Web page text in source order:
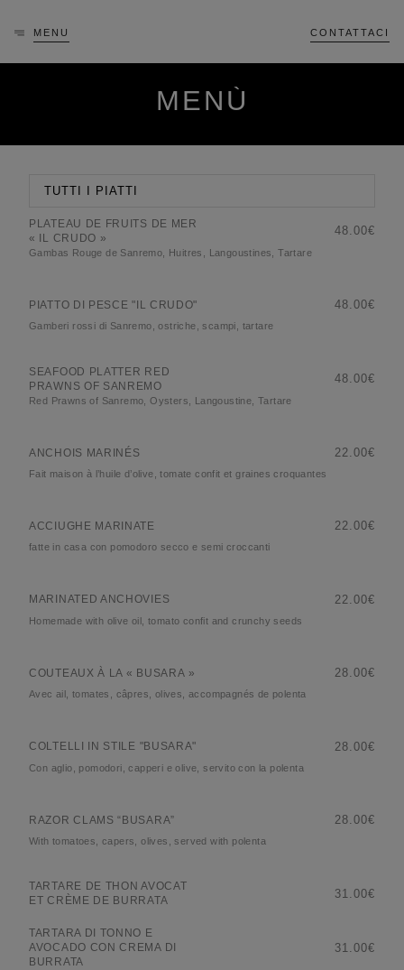
MENU CONTATTACI
MENÙ
PLATEAU DE FRUITS DE MER
« IL CRUDO »
48.00€
Gambas Rouge de Sanremo, Huitres, Langoustines, Tartare
PIATTO DI PESCE "IL CRUDO" 48.00€
Gamberi rossi di Sanremo, ostriche, scampi, tartare
SEAFOOD PLATTER RED
PRAWNS OF SANREMO
48.00€
Red Prawns of Sanremo, Oysters, Langoustine, Tartare
ANCHOIS MARINÉS 22.00€
Fait maison à l’huile d’olive, tomate confit et graines croquantes
ACCIUGHE MARINATE 22.00€
fatte in casa con pomodoro secco e semi croccanti
MARINATED ANCHOVIES 22.00€
Homemade with olive oil, tomato confit and crunchy seeds
COUTEAUX À LA « BUSARA » 28.00€
Avec ail, tomates, câpres, olives, accompagnés de polenta
COLTELLI IN STILE "BUSARA" 28.00€
Con aglio, pomodori, capperi e olive, servito con la polenta
RAZOR CLAMS “BUSARA” 28.00€
With tomatoes, capers, olives, served with polenta
TARTARE DE THON AVOCAT
ET CRÈME DE BURRATA
31.00€
TARTARA DI TONNO E
AVOCADO CON CREMA DI
BURRATA
31.00€